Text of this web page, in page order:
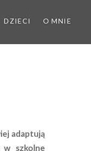
DZIECI O MNIE
adaptują
szkolne